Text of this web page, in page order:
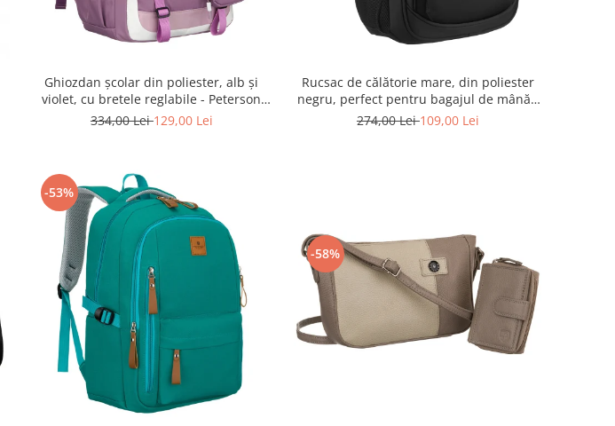
Ghiozdan școlar din poliester, alb și
violet, cu bretele reglabile - Peterson
PTR-PTN 8603-1303 PURPLE
334,00 Lei129,00 Lei
Rucsac de călătorie mare, din poliester
negru, perfect pentru bagajul de mână -
Rovicky PTR-R-BHX-05-1020 BLACK
274,00 Lei109,00 Lei
-53%
-58%